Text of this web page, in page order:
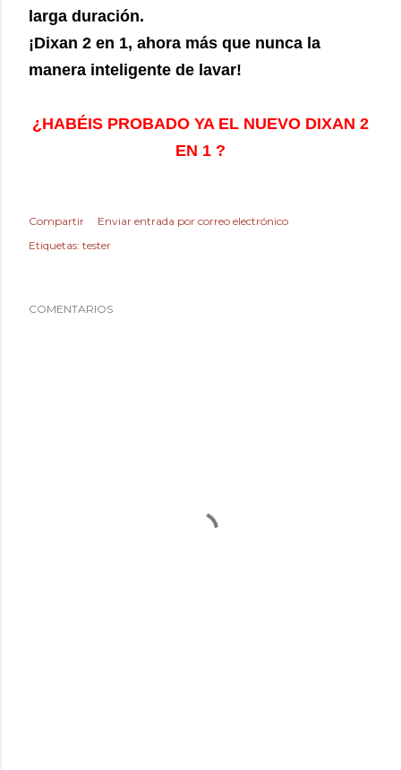
larga duración.
¡Dixan 2 en 1, ahora más que nunca la
manera inteligente de lavar!
¿HABÉIS PROBADO YA EL NUEVO DIXAN 2
EN 1 ?
Compartir
Enviar entrada por correo electrónico
Etiquetas: tester
COMENTARIOS